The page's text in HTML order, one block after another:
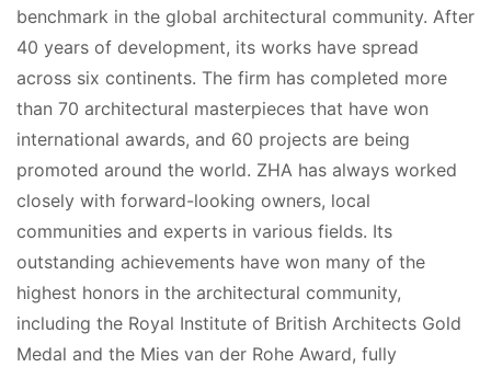
benchmark in the global architectural community. After
40 years of development, its works have spread
across six continents. The firm has completed more
than 70 architectural masterpieces that have won
international awards, and 60 projects are being
promoted around the world. ZHA has always worked
closely with forward-looking owners, local
communities and experts in various fields. Its
outstanding achievements have won many of the
highest honors in the architectural community,
including the Royal Institute of British Architects Gold
Medal and the Mies van der Rohe Award, fully